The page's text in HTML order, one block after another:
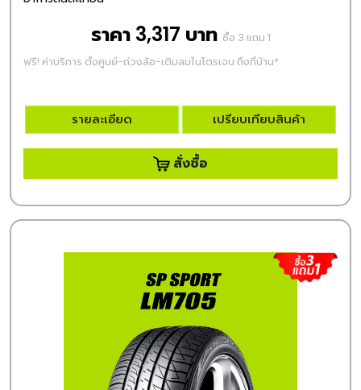
ราคา 3,317 บาท ซื้อ 3 แถม 1
ฟรี! ค่าบริการ ตั้งศูนย์-ถ่วงล้อ-เติมลมไนโตรเจน ถึงที่บ้าน*
รายละเอียด เปรียบเทียบสินค้า
สั่งซื้อ